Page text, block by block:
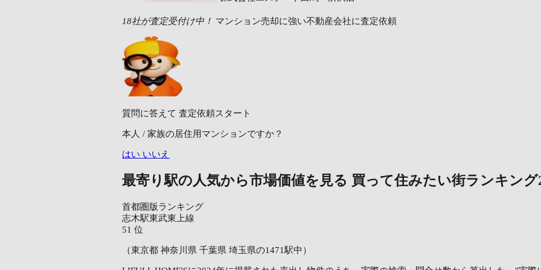
18社が査定受付け中！ マンション売却に強い不動産会社に査定依頼
質問に答えて 査定依頼スタート
本人 / 家族の居住用マンションですか？
はい いいえ
最寄り駅の人気から市場価値を見る 買って住みたい街ランキング
首都圏版ランキング
志木駅東武東上線
51 位
（東京都 神奈川県 千葉県 埼玉県の1471駅中）